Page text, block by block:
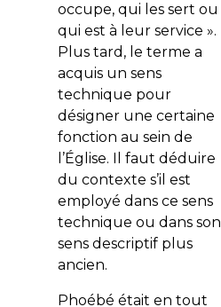
occupe, qui les sert ou
qui est à leur service ».
Plus tard, le terme a
acquis un sens
technique pour
désigner une certaine
fonction au sein de
l’Église. Il faut déduire
du contexte s’il est
employé dans ce sens
technique ou dans son
sens descriptif plus
ancien.
Phoébé était en tout